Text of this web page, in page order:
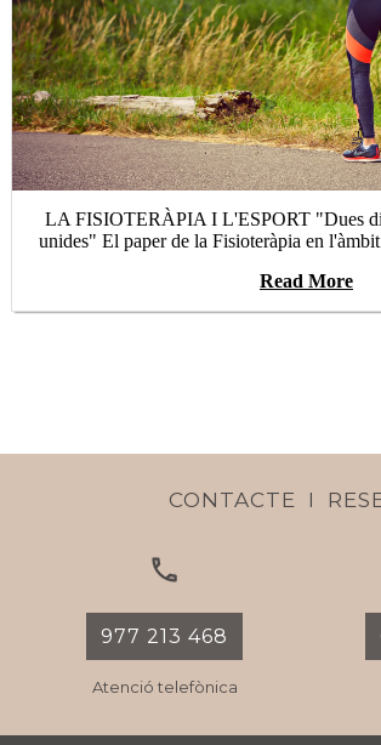
LA FISIOTERÀPIA I L'ESPORT "Dues
unides" El paper de la Fisioteràpia en
Read More
CONTACTE I
977 213 468
Atenció telefònica